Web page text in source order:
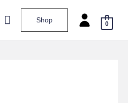
Hauptmenü
Shop 0